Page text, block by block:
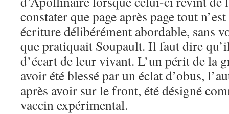
constater que page après page tout
écriture délibérément abordable, sans
que pratiquait Soupault. Il faut dire
d’écart de leur vivant. L’un périt de la
avoir été blessé par un éclat d’obus,
après avoir sur le front, été désigné
vaccin expérimental.